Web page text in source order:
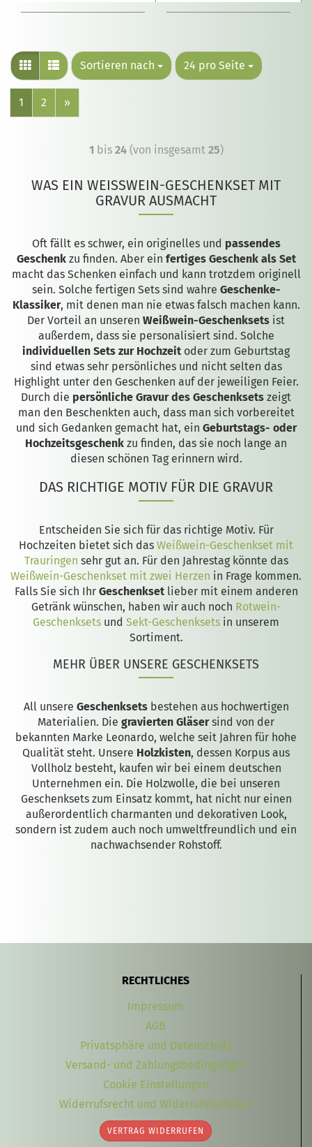
Sortieren nach 24 pro Seite
1 2 »
1 bis 24(von insgesamt 25)
WAS EIN WEISSWEIN-GESCHENKSET MIT G
RAVUR AUSMACHT
Oft fällt es schwer, ein originelles und passendes
Geschenkzu finden. Aber ein fertiges Geschenk als Set
macht das Schenken einfach und kann trotzdem originell
sein. Solche fertigen Sets sind wahre Geschenke-
Klassiker, mit denen man nie etwas falsch machen kann.
Der Vorteil an unseren Weißwein-Geschenksets ist
außerdem, dass sie personalisiert sind. Solche
individuellen Sets zur Hochzeit oder zum Geburtstag
sind etwas sehr persönliches und nicht selten das
Highlight unter den Geschenken auf der jeweiligen Feier.
Durch die persönliche Gravur des Geschenksets zeigt
man den Beschenkten auch, dass man sich vorbereitet
und sich Gedanken gemacht hat, ein Geburtstags- oder
Hochzeitsgeschenk zu finden, das sie noch lange an
diesen schönen Tag erinnern wird.
DAS RICHTIGE MOTIV FÜR DIE GRAVUR
Entscheiden Sie sich für das richtige Motiv. Für
Hochzeiten bietet sich das Weißwein-Geschenkset mit
Trauringen sehr gut an. Für den Jahrestag könnte das
Weißwein-Geschenkset mit zwei Herzen in Frage kommen.
Falls Sie sich Ihr Geschenksetlieber mit einem anderen
Getränk wünschen, haben wir auch noch Rotwein-
Geschenksets und Sekt-Geschenksets in unserem
Sortiment.
MEHR ÜBER UNSERE GESCHENKSETS
All unsere Geschenksetsbestehen aus hochwertigen
Materialien. Die gravierten Gläsersind von der
bekannten Marke Leonardo, welche seit Jahren für hohe
Qualität steht. Unsere Holzkisten, dessen Korpus aus
Vollholz besteht, kaufen wir bei einem deutschen
Unternehmen ein. Die Holzwolle, die bei unseren
Geschenksets zum Einsatz kommt, hat nicht nur einen
außerordentlich charmanten und dekorativen Look,
sondern ist zudem auch noch umweltfreundlich und ein
nachwachsender Rohstoff.
RECHTLICHES
Impressum
AGB
Privatsphäre und Datenschutz
Versand- und Zahlungsbedingungen
Cookie Einstellungen
Widerrufsrecht und Widerrufsformular
VERTRAG WIDERRUFEN